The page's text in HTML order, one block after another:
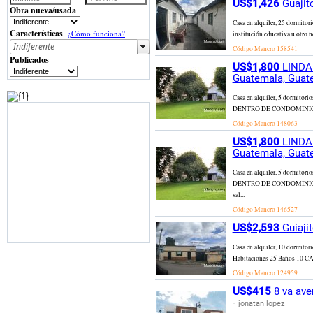
US$1,426
Casa en alquiler, 25
institución educativa u otro
Código Mancro 158541
US$1,800LINDA
Guatemala,
Casa en alquiler, 5
DENTRO DE
Código Mancro 148063
US$1,800LINDA
Guatemala,
Casa en alquiler, 5
DENTRO DE
sal...
Código Mancro 146527
US$2,593
Casa en alquiler, 10
Habitaciones 25 Baños 10
Código Mancro 124959
US$4158 va
- jonatan lopez
Obra nueva/usada
Características ¿Cómo funciona?
Publicados